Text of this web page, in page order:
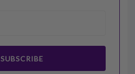
SUBSCRIBE